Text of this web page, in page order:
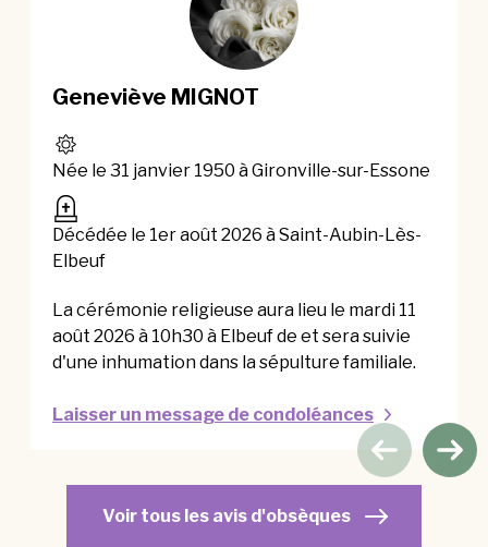
Geneviève MIGNOT
Née le 31 janvier 1950 à Gironville-sur-Essone
Décédée le 1er août 2026 à Saint-Aubin-Lès-
Elbeuf
La cérémonie religieuse aura lieu le mardi 11
août 2026 à 10h30 à Elbeuf de et sera suivie
d'une inhumation dans la sépulture familiale.
Laisser un message de condoléances
Voir tous les avis d'obsèques